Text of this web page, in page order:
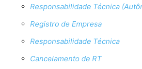
Responsabilidade Técnica
Registro de Empresa
Responsabilidade Técnica
Cancelamento de RT